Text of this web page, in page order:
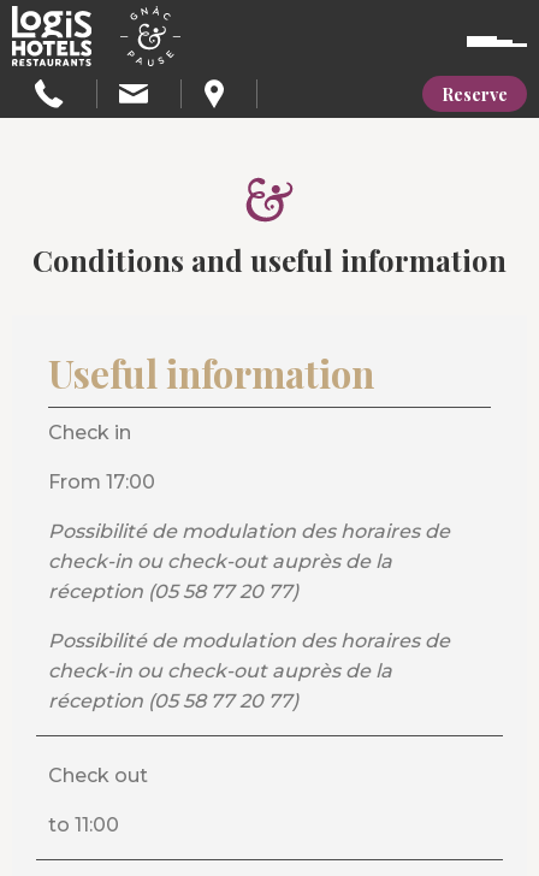
Reserve
Conditions and useful information
Useful information
Check in
From 17:00
Possibilité de modulation des horaires de
check-in ou check-out auprès de la
réception (05 58 77 20 77)
Possibilité de modulation des horaires de
check-in ou check-out auprès de la
réception (05 58 77 20 77)
Check out
to 11:00